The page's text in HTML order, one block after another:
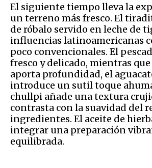
El siguiente tiempo lleva la
un terreno más fresco. El
de róbalo servido en leche de
influencias latinoamericanas
poco convencionales. El
fresco y delicado, mientras
aporta profundidad, el
introduce un sutil toque
chullpi añade una textura
contrasta con la suavidad del
ingredientes. El aceite de
integrar una preparación
equilibrada.